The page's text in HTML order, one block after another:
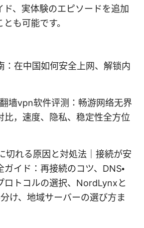
ド、実体験のエピソードを追加
も可能です。
：在中国如何安全上网、解锁内
墙vpn软件评测：畅游网络无界
比，速度、隐私、稳定性全方位
切れる原因と対処法｜接続が安
イド：再接続のコツ、DNS・
ロトコルの選択、NordLynxと
け、地域サーバーの選び方ま